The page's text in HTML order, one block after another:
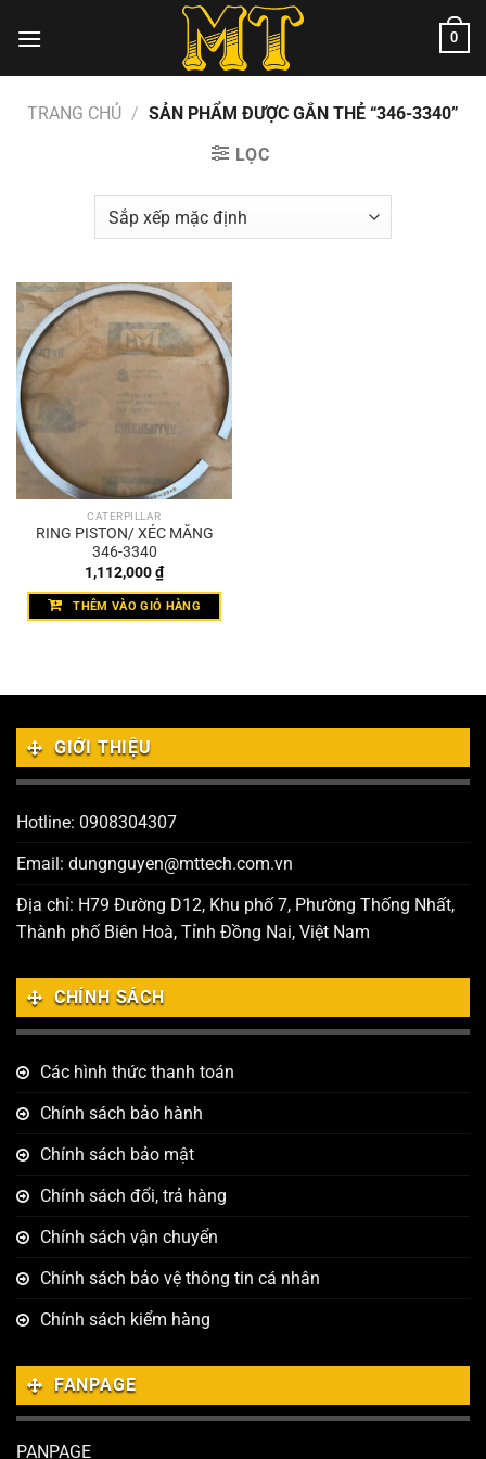
đến
0
TRANG CHỦ / SẢN PHẨM ĐƯỢC GẮN THẺ “346-3340”
LỌC
CATERPILLAR
RING PISTON/ XÉC MĂNG
346-3340
1,112,000₫
THÊM VÀO GIỎ HÀNG
GIỚI THIỆU
Hotline: 0908304307
Email: dungnguyen@mttech.com.vn
Địa chỉ: H79 Đường D12, Khu phố 7, Phường Thống Nhất,
Thành phố Biên Hoà, Tỉnh Đồng Nai, Việt Nam
CHÍNH SÁCH
Các hình thức thanh toán
Chính sách bảo hành
Chính sách bảo mật
Chính sách đổi, trả hàng
Chính sách vận chuyển
Chính sách bảo vệ thông tin cá nhân
Chính sách kiểm hàng
FANPAGE
PANPAGE